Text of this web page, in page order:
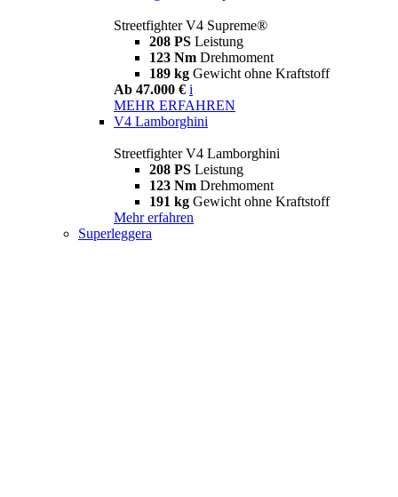
Streetfighter V4 Supreme®
208 PS Leistung
123 Nm Drehmoment
189 kg Gewicht ohne Kraftstoff
Ab 47.000 € i
MEHR ERFAHREN
V4 Lamborghini
Streetfighter V4 Lamborghini
208 PS Leistung
123 Nm Drehmoment
191 kg Gewicht ohne Kraftstoff
Mehr erfahren
Superleggera